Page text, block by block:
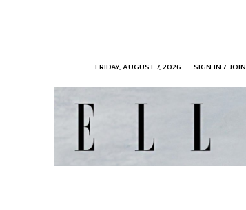
FRIDAY, AUGUST 7, 2026 SIGN IN / JOIN